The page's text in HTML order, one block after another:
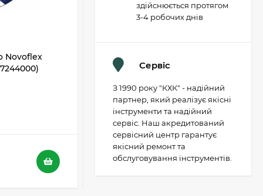
Novoflex
Відрізний диск Metabo Novoflex
230x3,0х22 SP, сталь (617241000)
В НАЯВНОСТІ
116 грн.
73 грн.
здійснюється протягом
3-4 робочих днів
Сервіс
З 1990 року "КХК" - надійний
партнер, який реалізує якісні
інструменти та надійний
сервіс. Наш акредитований
сервісний центр гарантує
якісний ремонт та
обслуговування інструментів.